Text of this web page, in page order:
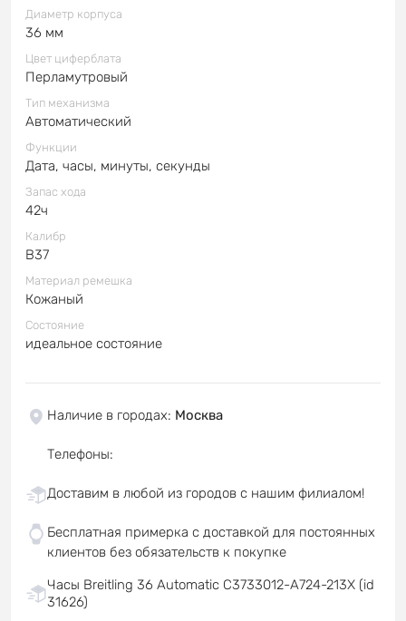
Диаметр корпуса
36 мм
Цвет циферблата
Перламутровый
Тип механизма
Автоматический
Функции
Дата, часы, минуты, секунды
Запас хода
42ч
Калибр
B37
Материал ремешка
Кожаный
Состояние
идеальное состояние
Наличие в городах: Москва
Телефоны:
Доставим в любой из городов с нашим филиалом!
Бесплатная примерка с доставкой для постоянных
клиентов без обязательств к покупке
Часы Breitling 36 Automatic C3733012-A724-213X (id
31626)